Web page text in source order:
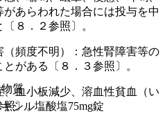
あらわれた場合には投与を中
８．２参照〕。
頻度不明）：急性腎障害等の
がある〔８．３参照〕。
血小板減少、溶血性貧血（い
照〕。
質
シル塩酸塩75mg錠